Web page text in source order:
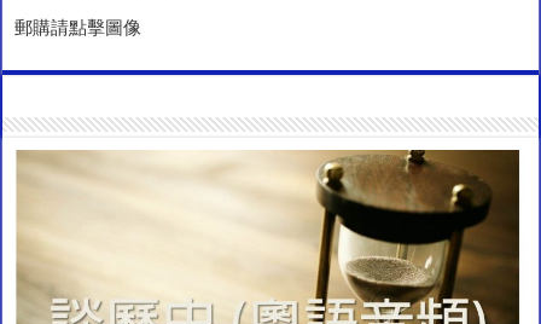
郵購請點擊圖像